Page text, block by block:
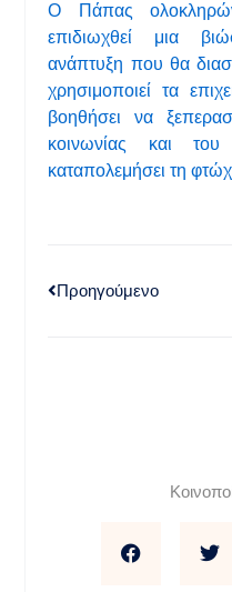
Ο Πάπας
επιδιωχθεί μια
ανάπτυξη που θα
χρησιμοποιεί τα
βοηθήσει να
κοινωνίας και
καταπολεμήσει τη
Προηγούμενο